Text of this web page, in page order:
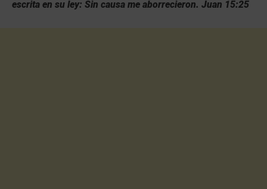
escrita en su ley: Sin causa me aborrecieron. Juan 15:25